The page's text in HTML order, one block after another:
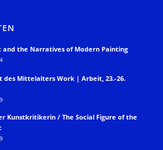
and the Narratives of Modern Painting
des Mittelalters Work | Arbeit, 23.-26.
Kunstkritikerin / The Social Figure of the